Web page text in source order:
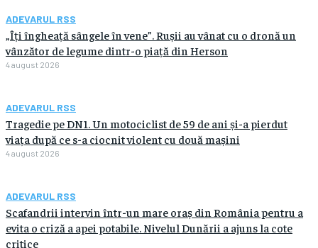
ADEVARUL RSS
„Îți îngheață sângele în vene”. Rușii au vânat cu o dronă un
vânzător de legume dintr-o piață din Herson
4 august 2026
ADEVARUL RSS
Tragedie pe DN1. Un motociclist de 59 de ani și-a pierdut
viața după ce s-a ciocnit violent cu două mașini
4 august 2026
ADEVARUL RSS
Scafandrii intervin într-un mare oraș din România pentru a
evita o criză a apei potabile. Nivelul Dunării a ajuns la cote
critice